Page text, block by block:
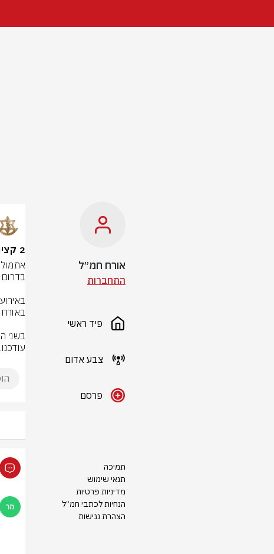
אורח חמ״ל
התחברות
פיד ראשי
צבע אדום
פרסם
תמיכה
תנאי שימוש
מדיניות פרטיות
הנחיות לכתבי חמ״ל
הצהרת נגישות
2 קצינים נפצעו באורח קשה בלבנון, קצין נוסף נפצע באורח קל
עודכנו.